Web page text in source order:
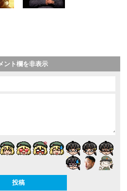
ント欄を非表示